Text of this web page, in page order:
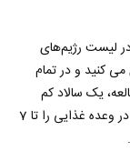
لیست رژیم‌های
کنید و در تمام
یک سالاد کم
کالری با یک وعده غذایی می تواند کل کالری دریافتی در وعده غذایی را تا 7